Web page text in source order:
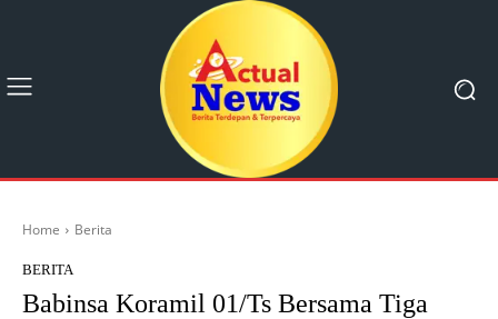
Home Berita
BERITA
Babinsa Koramil 01/Ts Bersama Tiga